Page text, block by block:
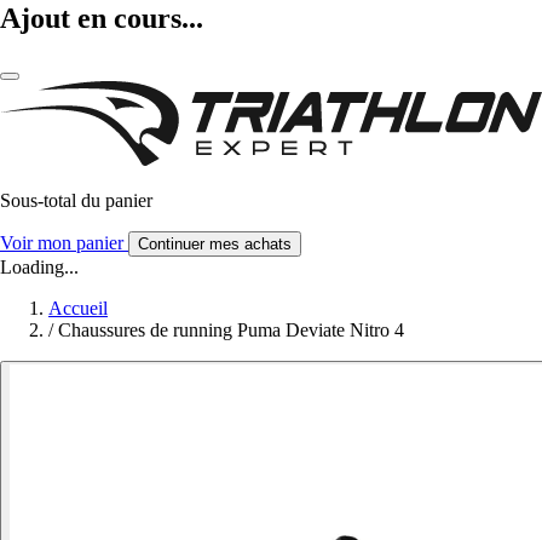
Ajout en cours...
Sous-total du panier
Voir mon panier Continuer mes achats
Loading...
Accueil
/ Chaussures de running Puma Deviate Nitro 4